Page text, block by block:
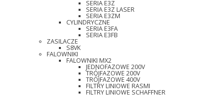
SERIA E3Z
SERIA E3Z LASER
SERIA E3ZM
CYLINDRYCZNE
SERIA E3FA
SERIA E3FB
ZASILACZE
S8VK
FALOWNIKI
FALOWNIKI MX2
JEDNOFAZOWE 200V
TRÓJFAZOWE 200V
TRÓJFAZOWE 400V
FILTRY LINIOWE RASMI
FILTRY LINIOWE SCHAFFNER